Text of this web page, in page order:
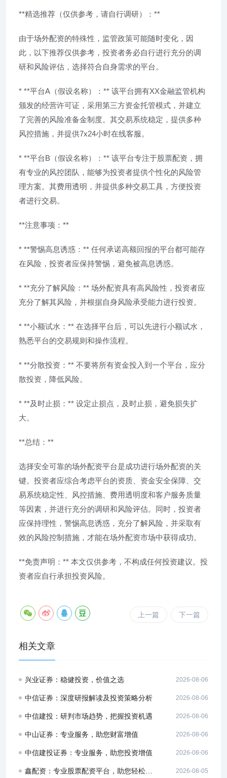
**精选推荐（仅供参考，请自行调研）：**
由于场外配资的特殊性，监管政策可能随时变化，因
此，以下推荐仅供参考，投资者务必自行进行充分的调
研和风险评估，选择符合自身需求的平台。
* **平台A（假设名称）：** 该平台拥有XX金融监管机构
颁发的经营许可证，采用第三方资金托管模式，并建立
了完善的风险准备金制度。其交易系统稳定，提供多种
风控措施，并提供7x24小时在线客服。
* **平台B（假设名称）：** 该平台专注于股票配资，拥
有专业的风控团队，能够为投资者提供个性化的风险管
理方案。其费用透明，并提供多种交易工具，方便投资
者进行交易。
**注意事项：**
* **警惕高息诱惑：** 任何承诺高额回报的平台都可能存
在风险，投资者应保持警惕，避免被高息诱惑。
* **充分了解风险：** 场外配资具有高风险性，投资者应
充分了解其风险，并根据自身风险承受能力进行投资。
* **小额试水：** 在选择平台后，可以先进行小额试水，
熟悉平台的交易规则和操作流程。
* **分散投资：** 不要将所有资金投入到一个平台，应分
散投资，降低风险。
* **及时止损：** 设定止损点，及时止损，避免损失扩
大。
**总结：**
选择安全可靠的场外配资平台是成功进行场外配资的关
键。投资者应综合考虑平台的资质、资金安全保障、交
易系统稳定性、风控措施、费用透明度和客户服务质量
等因素，并进行充分的调研和风险评估。同时，投资者
应保持理性，警惕高息诱惑，充分了解风险，并采取有
效的风险控制措施，才能在场外配资市场中获得成功。
**免责声明：** 本文仅供参考，不构成任何投资建议。投
资者应自行承担投资风险。
上一篇 下一篇
相关文章
兴业证券：稳健投资，价值之选 2026-08-06
中信证券：深度研报解读及投资策略分析 2026-08-06
中信建投：研判市场趋势，把握投资机遇 2026-08-06
中山证券：专业服务，助您财富增值 2026-08-06
中信建投证券：专业服务，助您投资增值 2026-08-06
2026-08-05